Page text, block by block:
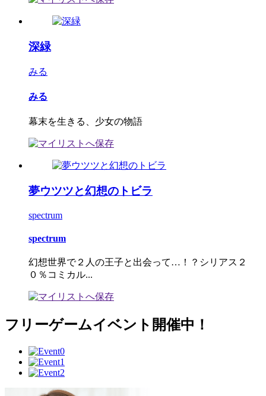
深緑
みる
みる
幕末を生きる、少女の物語
夢ウツツと幻想のトビラ
spectrum
spectrum
幻想世界で２人の王子と出会って…！？シリアス２
０％コミカル...
フリーゲームイベント開催中！